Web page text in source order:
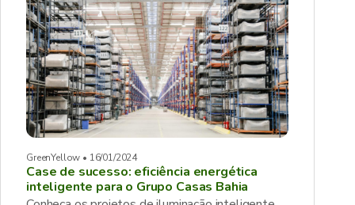
GreenYellow • 16/01/2024
Case de sucesso: eficiência energética
inteligente para o Grupo Casas Bahia